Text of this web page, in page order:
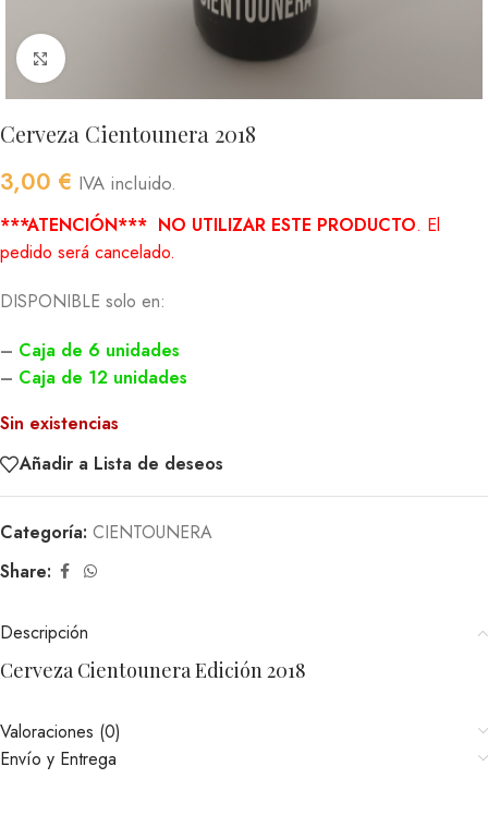
Click to enlarge
Cerveza Cientounera 2018
3,00 € IVA incluido.
***ATENCIÓN*** NO UTILIZAR ESTE PRODUCTO. El
pedido será cancelado.
DISPONIBLE solo en:
– Caja de 6 unidades
– Caja de 12 unidades
Sin existencias
Añadir a Lista de deseos
Categoría: CIENTOUNERA
Share:
Descripción
Cerveza Cientounera Edición 2018
Valoraciones (0)
Envío y Entrega